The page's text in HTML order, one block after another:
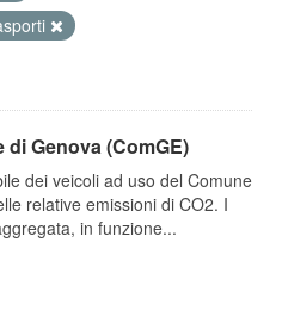
Genova (ComGE)
dei veicoli ad uso del Comune
relative emissioni di CO2. I
in funzione...